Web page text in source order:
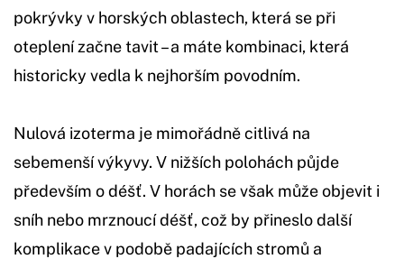
pokrývky v horských oblastech, která se při
oteplení začne tavit – a máte kombinaci, která
historicky vedla k nejhorším povodním.
Nulová izoterma je mimořádně citlivá na
sebemenší výkyvy. V nižších polohách půjde
především o déšť. V horách se však může objevit i
sníh nebo mrznoucí déšť, což by přineslo další
komplikace v podobě padajících stromů a